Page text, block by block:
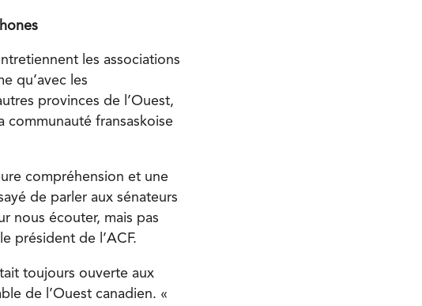
les associations
qu’avec les
provinces de l’Ouest,
communauté fransaskoise
compréhension et une
de parler aux sénateurs
nous écouter, mais pas
président de l’ACF.
toujours ouverte aux
de l’Ouest canadien. «